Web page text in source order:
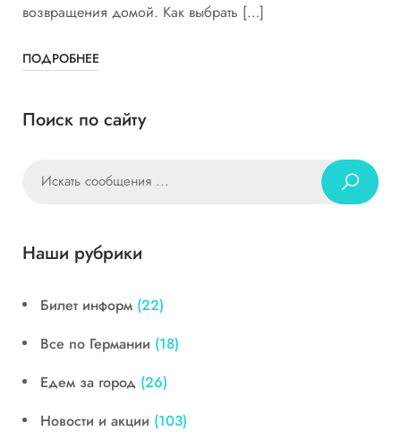
возвращения домой. Как выбрать […]
ПОДРОБНЕЕ
Поиск по сайту
Наши рубрики
Билет информ (22)
Все по Германии (18)
Едем за город (26)
Новости и акции (103)